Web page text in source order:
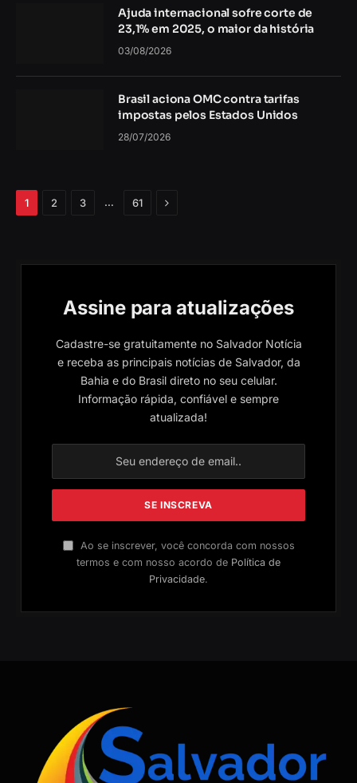
Ajuda internacional sofre corte de
23,1% em 2025, o maior da história
03/08/2026
Brasil aciona OMC contra tarifas
impostas pelos Estados Unidos
28/07/2026
1 2 3 … 61 Próximo
Assine para atualizações
Cadastre-se gratuitamente no Salvador Notícia
e receba as principais notícias de Salvador, da
Bahia e do Brasil direto no seu celular.
Informação rápida, confiável e sempre
atualizada!
Ao se inscrever, você concorda com nossos
termos e com nosso acordo de Política de
Privacidade.